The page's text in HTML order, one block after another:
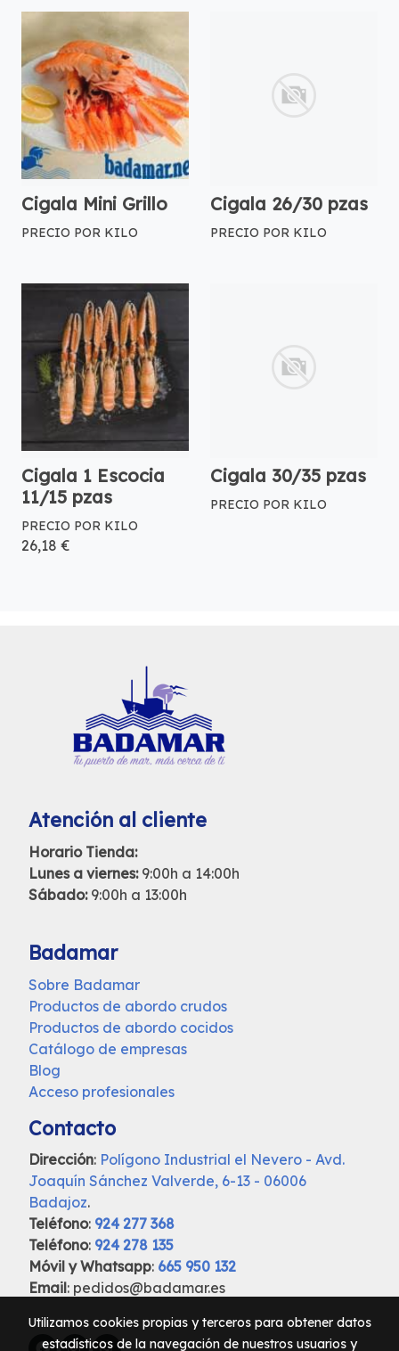
Cigala Mini Grillo
PRECIO POR KILO
Cigala 26/30 pzas
PRECIO POR KILO
Cigala 1 Escocia
11/15 pzas
PRECIO POR KILO
26,18 €
Cigala 30/35 pzas
PRECIO POR KILO
Atención al cliente
Horario Tienda:
Lunes a viernes:9:00h a 14:00h
Sábado: 9:00h a 13:00h
Badamar
Sobre Badamar
Productos de abordo crudos
Productos de abordo cocidos
Catálogo de empresas
Blog
Acceso profesionales
Contacto
Dirección: Polígono Industrial el Nevero - Avd.
Joaquín Sánchez Valverde, 6-13 - 06006
Badajoz.
Teléfono: 924 277 368
Teléfono: 924 278 135
Móvil y Whatsapp: 665 950 132
Email: pedidos@badamar.es
Utilizamos cookies propias y terceros para obtener datos
estadísticos de la navegación de nuestros usuarios y